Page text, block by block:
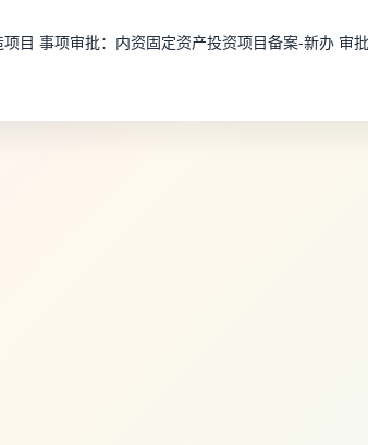
目 事项审批：内资固定资产投资项目备案-新办 审